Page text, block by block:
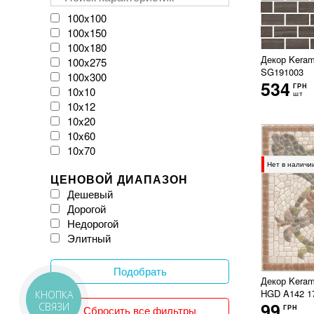
Декор
SG191003
534 ГРН
шт
Нет в
Декор
HGD A142
ГРН
Velloza
Vitacer
Vivacer
WOW
Zeus Ceramica
iKeramix
100x100
100x150
100x180
100x275
100x300
10x10
10x12
10x20
10x60
10x70
120x120
120x20
120x240
120x260
120x270
120x300
12x25
ЦЕНОВОЙ ДИАПАЗОН
Дешевый
Дорогой
Недорогой
Элитный
Подобрать
Сбросить все фильтры
КНОПКА
СВЯЗИ